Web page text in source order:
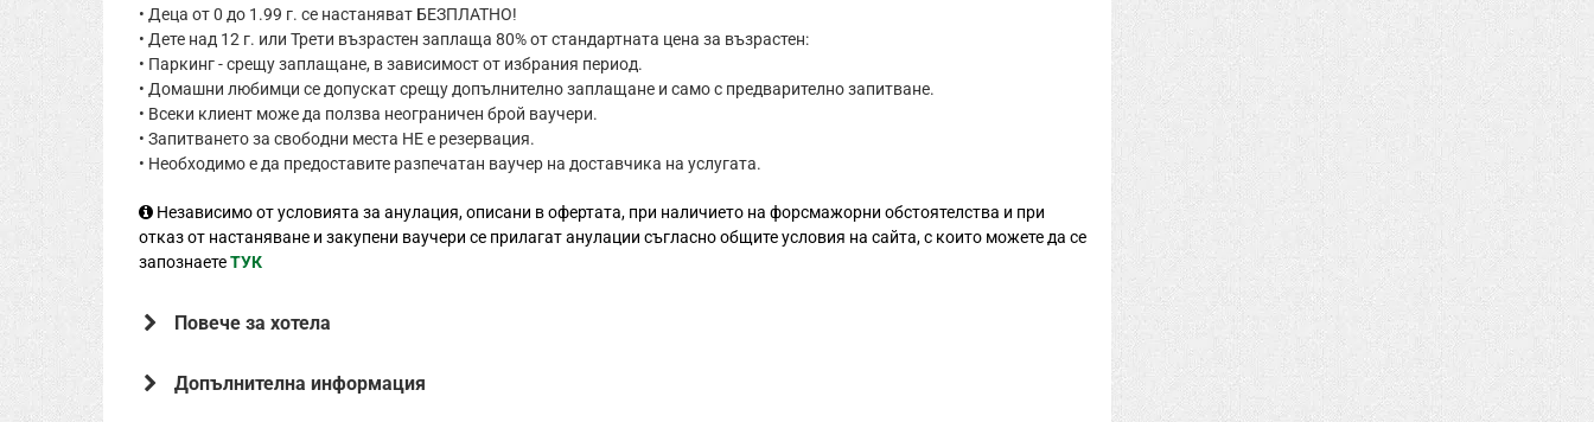
• Деца от 0 до 1.99 г. се настаняват БЕЗПЛАТНО!
• Дете над 12 г. или Трети възрастен заплаща 80% от стандартната цена за възрастен:
• Паркинг - срещу заплащане, в зависимост от избрания период.
• Домашни любимци се допускат срещу допълнително заплащане и само с предварително запитване.
• Всеки клиент може да ползва неограничен брой ваучери.
• Запитването за свободни места НЕ е резервация.
• Необходимо е да предоставите разпечатан ваучер на доставчика на услугата.
Независимо от условията за анулация, описани в офертата, при наличието на форсмажорни обстоятелства и при
отказ от настаняване и закупени ваучери се прилагат анулации съгласно общите условия на сайта, с които можете да се
запознаетеТУК
Повече за хотела
Допълнителна информация